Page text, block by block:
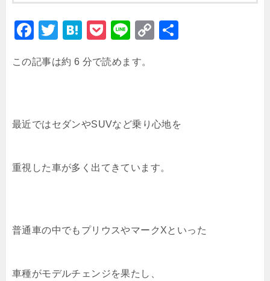
F
c
o
k
T
tt
H
e
P
c
Li
e
C
n
この記事は約 6 分で読めます。
最近ではセダンやSUVなど乗り心地を
重視した車が多く出てきています。
普通車の中でもプリウスやマークXといった
車種がモデルチェンジを果たし、